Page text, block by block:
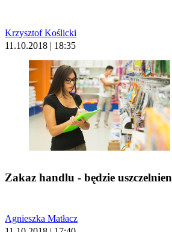
Krzysztof Koślicki
11.10.2018 | 18:35
Zakaz handlu - będzie
Agnieszka Matłacz